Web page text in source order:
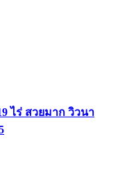
ไร่ สวยมาก วิวนา